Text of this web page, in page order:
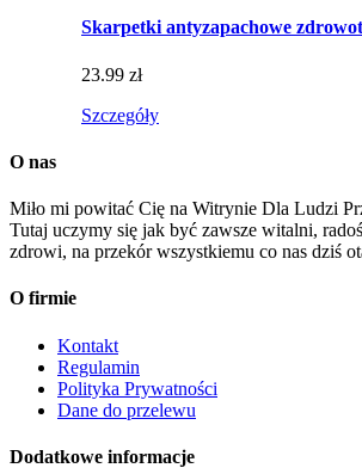
Skarpetki antyzapachowe
23.99 zł
Szczegóły
O nas
Miło mi powitać Cię na Witrynie Dla Ludzi
Tutaj uczymy się jak być zawsze witalni,
zdrowi, na przekór wszystkiemu co nas dziś
O firmie
Kontakt
Regulamin
Polityka Prywatności
Dane do przelewu
Dodatkowe informacje